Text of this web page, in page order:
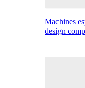
Machines
design